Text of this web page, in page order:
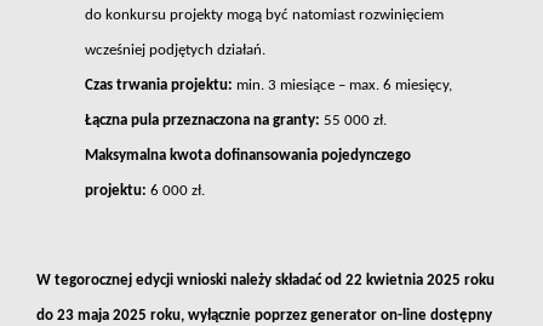
do konkursu projekty mogą być natomiast rozwinięciem
wcześniej podjętych działań.
Czas trwania projektu: min. 3 miesiące – max. 6 miesięcy,
Łączna pula przeznaczona na granty: 55 000 zł.
Maksymalna kwota dofinansowania pojedynczego
projektu: 6 000 zł.
W tegorocznej edycji wnioski należy składać od 22 kwietnia 2025 roku
do 23 maja 2025 roku, wyłącznie poprzez generator on-line dostępny